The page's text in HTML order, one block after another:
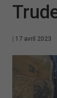
17 avril 2023